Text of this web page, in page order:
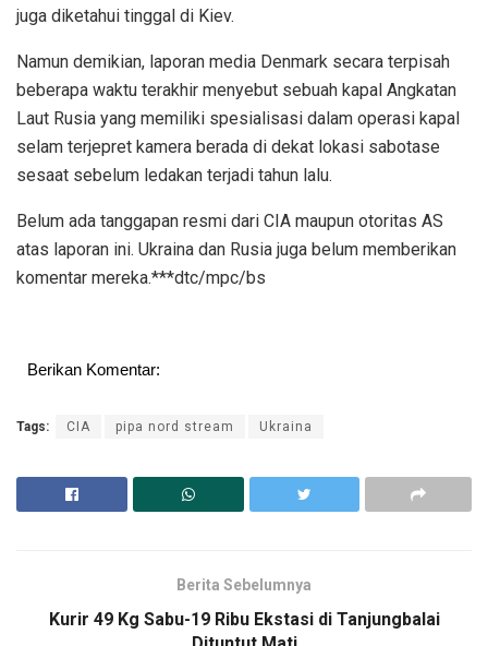
juga diketahui tinggal di Kiev.
Namun demikian, laporan media Denmark secara terpisah
beberapa waktu terakhir menyebut sebuah kapal Angkatan
Laut Rusia yang memiliki spesialisasi dalam operasi kapal
selam terjepret kamera berada di dekat lokasi sabotase
sesaat sebelum ledakan terjadi tahun lalu.
Belum ada tanggapan resmi dari CIA maupun otoritas AS
atas laporan ini. Ukraina dan Rusia juga belum memberikan
komentar mereka.***dtc/mpc/bs
Berikan Komentar:
Tags: CIA pipa nord stream Ukraina
Berita Sebelumnya
Kurir 49 Kg Sabu-19 Ribu Ekstasi di Tanjungbalai